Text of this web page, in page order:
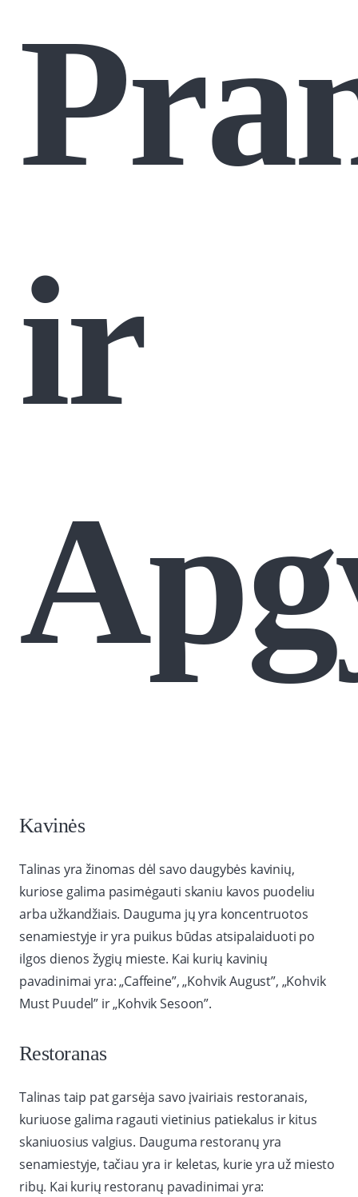
ir
Kavinės
Talinas yra žinomas dėl savo daugybės kavinių,
kuriose galima pasimėgauti skaniu kavos puodeliu
arba užkandžiais. Dauguma jų yra koncentruotos
senamiestyje ir yra puikus būdas atsipalaiduoti po
ilgos dienos žygių mieste. Kai kurių kavinių
pavadinimai yra: „Caffeine”, „Kohvik August”, „Kohvik
Must Puudel” ir „Kohvik Sesoon”.
Restoranas
Talinas taip pat garsėja savo įvairiais restoranais,
kuriuose galima ragauti vietinius patiekalus ir kitus
skaniuosius valgius. Dauguma restoranų yra
senamiestyje, tačiau yra ir keletas, kurie yra už miesto
ribų. Kai kurių restoranų pavadinimai yra: